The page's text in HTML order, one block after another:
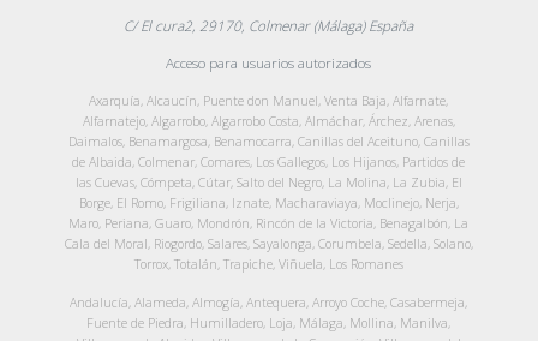
C/ El cura2, 29170, Colmenar (Málaga) España
Acceso para usuarios autorizados
Axarquía, Alcaucín, Puente don Manuel, Venta Baja, Alfarnate,
Alfarnatejo, Algarrobo, Algarrobo Costa, Almáchar, Árchez, Arenas,
Daimalos, Benamargosa, Benamocarra, Canillas del Aceituno, Canillas
de Albaida, Colmenar, Comares, Los Gallegos, Los Hijanos, Partidos de
las Cuevas, Cómpeta, Cútar, Salto del Negro, La Molina, La Zubia, El
Borge, El Romo, Frigiliana, Iznate, Macharaviaya, Moclinejo, Nerja,
Maro, Periana, Guaro, Mondrón, Rincón de la Victoria, Benagalbón, La
Cala del Moral, Riogordo, Salares, Sayalonga, Corumbela, Sedella, Solano,
Torrox, Totalán, Trapiche, Viñuela, Los Romanes
Andalucía, Alameda, Almogía, Antequera, Arroyo Coche, Casabermeja,
Fuente de Piedra, Humilladero, Loja, Málaga, Mollina, Manilva,